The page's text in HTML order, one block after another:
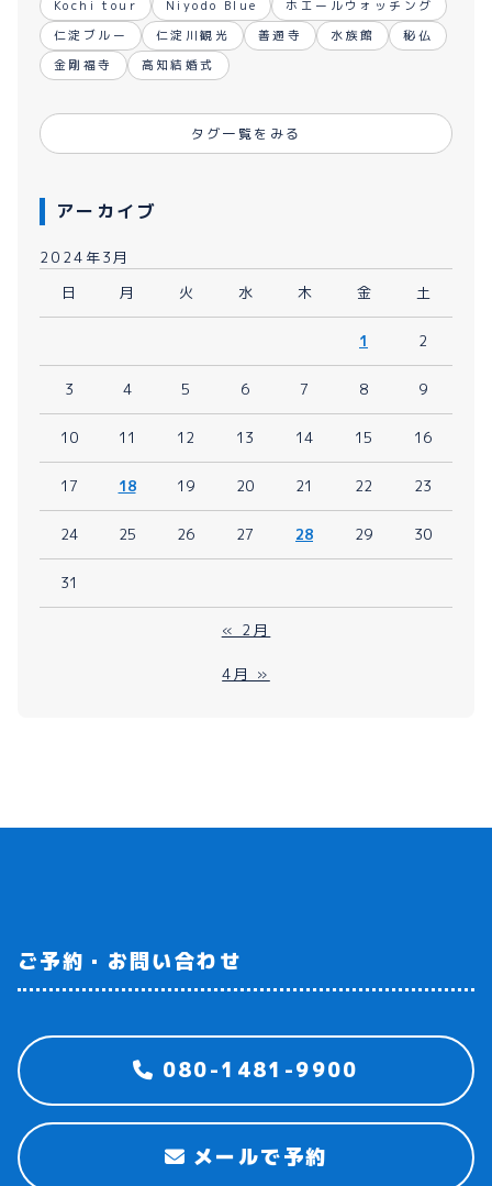
Kochi tour Niyodo Blue
ホエールウォッチング
仁淀ブルー
仁淀川観光 善通寺 水族館
秘仏
金剛福寺
高知結婚式
タグ一覧をみる
アーカイブ
2024年3月
日
月 火 水 木 金 土
1 2
3 4 5 6 7 8 9
10 11 12 13 14 15 16
17 18 19 20 21 22 23
24 25 26 27 28 29 30
31
« 2月
4月 »
ご予約・お問い合わせ
080-1481-9900
メールで予約